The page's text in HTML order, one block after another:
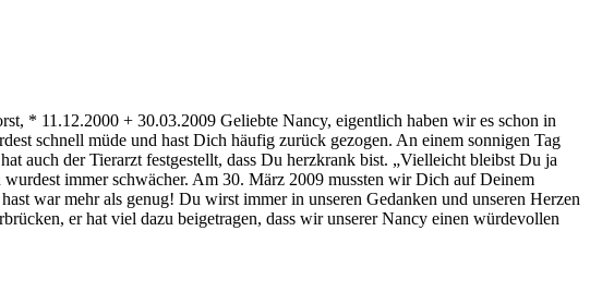
* 11.12.2000 + 30.03.2009 Geliebte Nancy, eigentlich haben wir es schon in
schnell müde und hast Dich häufig zurück gezogen. An einem sonnigen Tag
auch der Tierarzt festgestellt, dass Du herzkrank bist. „Vielleicht bleibst Du ja
immer schwächer. Am 30. März 2009 mussten wir Dich auf Deinem
war mehr als genug! Du wirst immer in unseren Gedanken und unseren Herzen
er hat viel dazu beigetragen, dass wir unserer Nancy einen würdevollen